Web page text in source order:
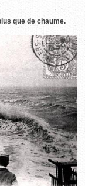
que de chaume.